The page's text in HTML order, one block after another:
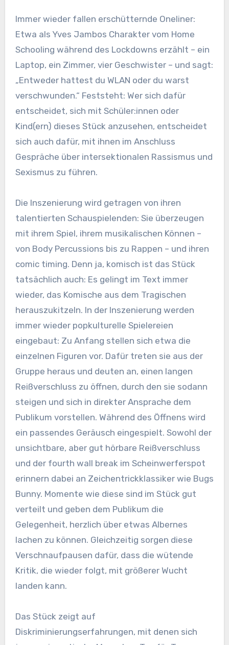
Immer wieder fallen erschütternde Oneliner:
Etwa als Yves Jambos Charakter vom Home
Schooling während des Lockdowns erzählt – ein
Laptop, ein Zimmer, vier Geschwister – und sagt:
„Entweder hattest du WLAN oder du warst
verschwunden.“ Feststeht: Wer sich dafür
entscheidet, sich mit Schüler:innen oder
Kind(ern) dieses Stück anzusehen, entscheidet
sich auch dafür, mit ihnen im Anschluss
Gespräche über intersektionalen Rassismus und
Sexismus zu führen.
Die Inszenierung wird getragen von ihren
talentierten Schauspielenden: Sie überzeugen
mit ihrem Spiel, ihrem musikalischen Können –
von Body Percussions bis zu Rappen – und ihren
comic timing. Denn ja, komisch ist das Stück
tatsächlich auch: Es gelingt im Text immer
wieder, das Komische aus dem Tragischen
herauszukitzeln. In der Inszenierung werden
immer wieder popkulturelle Spielereien
eingebaut: Zu Anfang stellen sich etwa die
einzelnen Figuren vor. Dafür treten sie aus der
Gruppe heraus und deuten an, einen langen
Reißverschluss zu öffnen, durch den sie sodann
steigen und sich in direkter Ansprache dem
Publikum vorstellen. Während des Öffnens wird
ein passendes Geräusch eingespielt. Sowohl der
unsichtbare, aber gut hörbare Reißverschluss
und der fourth wall break im Scheinwerferspot
erinnern dabei an Zeichentrickklassiker wie Bugs
Bunny. Momente wie diese sind im Stück gut
verteilt und geben dem Publikum die
Gelegenheit, herzlich über etwas Albernes
lachen zu können. Gleichzeitig sorgen diese
Verschnaufpausen dafür, dass die wütende
Kritik, die wieder folgt, mit größerer Wucht
landen kann.
Das Stück zeigt auf
Diskriminierungserfahrungen, mit denen sich